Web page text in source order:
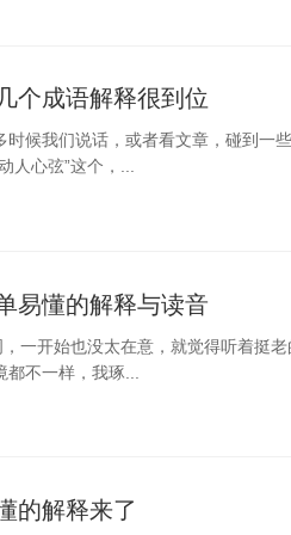
个成语解释很到位
候我们说话，或者看文章，碰到一
人心弦”这个，...
易懂的解释与读音
一开始也没太在意，就觉得听着挺
不一样，我琢...
的解释来了